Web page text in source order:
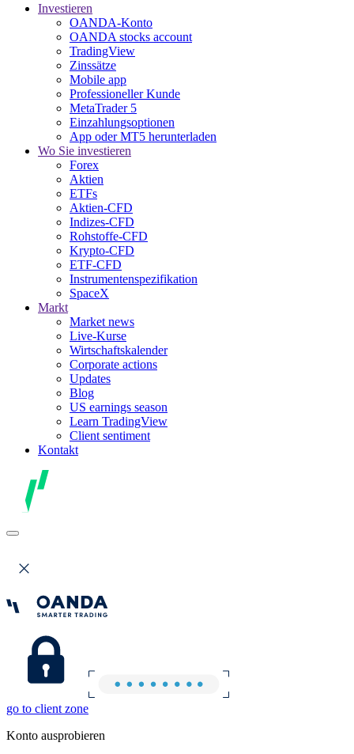
Investieren
OANDA-Konto
OANDA stocks account
TradingView
Zinssätze
Mobile app
Professioneller Kunde
MetaTrader 5
Einzahlungsoptionen
App oder MT5 herunterladen
Wo Sie investieren
Forex
Aktien
ETFs
Aktien-CFD
Indizes-CFD
Rohstoffe-CFD
Krypto-CFD
ETF-CFD
Instrumentenspezifikation
SpaceX
Markt
Market news
Live-Kurse
Wirtschaftskalender
Corporate actions
Updates
Blog
US earnings season
Learn TradingView
Client sentiment
Kontakt
go to client zone
Konto ausprobieren